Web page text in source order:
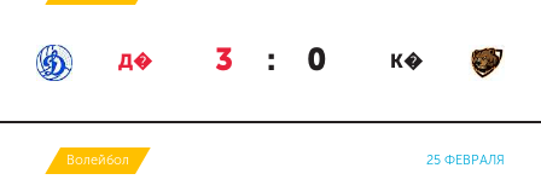
Д� 3 : 0 К�
Волейбол 25 ФЕВРАЛЯ